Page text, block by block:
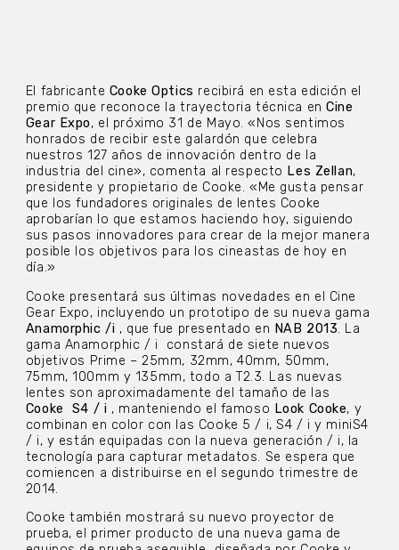
El fabricante Cooke Optics recibirá en esta edición el
premio que reconoce la trayectoria técnica enCine
Gear Expo, el próximo 31 de Mayo. «Nos sentimos
honrados de recibir este galardón que celebra
nuestros 127 años de innovación dentro de la
industria del cine», comenta al respecto Les Zellan,
presidente y propietario de Cooke. «Me gusta pensar
que los fundadores originales de lentes Cooke
aprobarían lo que estamos haciendo hoy, siguiendo
sus pasos innovadores para crear de la mejor manera
posible los objetivos para los cineastas de hoy en
día.»
Cooke presentará sus últimas novedades en el Cine
Gear Expo, incluyendo un prototipo de su nueva gama
Anamorphic /i , que fue presentado en NAB 2013. La
gama Anamorphic / i constará de siete nuevos
objetivos Prime – 25mm, 32mm, 40mm, 50mm,
75mm, 100mm y 135mm, todo a T2.3. Las nuevas
lentes son aproximadamente del tamaño de las
Cooke S4 / i , manteniendo el famoso Look Cooke, y
combinan en color con las Cooke 5 / i, S4 / i y miniS4
/ i, y están equipadas con la nueva generación / i, la
tecnología para capturar metadatos. Se espera que
comiencen a distribuirse en el segundo trimestre de
2014.
Cooke también mostrará su nuevo proyector de
prueba, el primer producto de una nueva gama de